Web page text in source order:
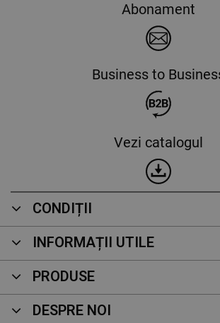
Abonament
Business to
Vezi catalogul
CONDIȚII
INFORMAȚII UTILE
PRODUSE
DESPRE NOI